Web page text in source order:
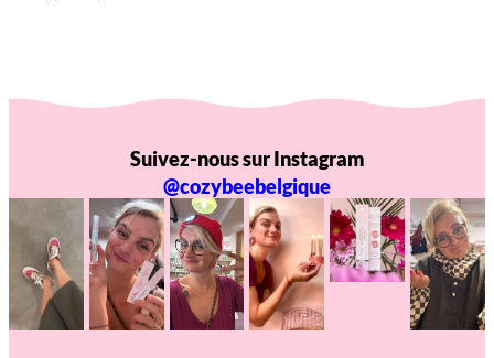
Suivez-nous sur Instagram
@cozybeebelgique